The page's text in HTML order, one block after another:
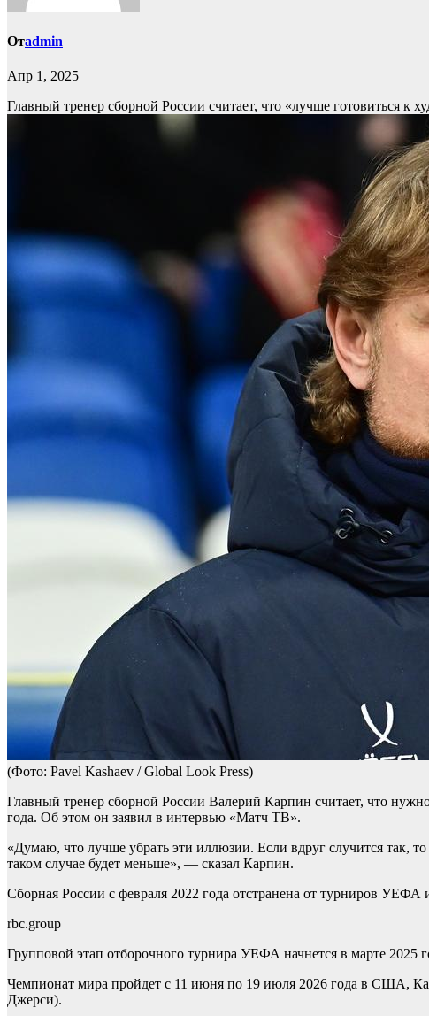
Отadmin
Апр 1, 2025
Главный тренер сборной России считает, что «лучше готовиться к
(Фото: Pavel Kashaev / Global Look Press)
Главный тренер сборной России Валерий Карпин считает, что
года. Об этом он заявил в интервью «Матч ТВ».
«Думаю, что лучше убрать эти иллюзии. Если вдруг случится так,
таком случае будет меньше», — сказал Карпин.
Сборная России с февраля 2022 года отстранена от турниров
rbc.group
Групповой этап отборочного турнира УЕФА начнется в марте 2025
Чемпионат мира пройдет с 11 июня по 19 июля 2026 года в США,
Джерси).